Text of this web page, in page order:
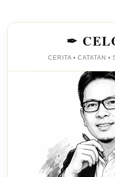
✒
CERITA • CATATAN •